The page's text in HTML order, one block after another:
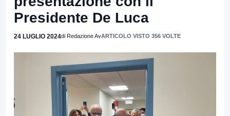
Presidente De Luca
24 LUGLIO 2024di Redazione AvARTICOLO VISTO 356 VOLTE